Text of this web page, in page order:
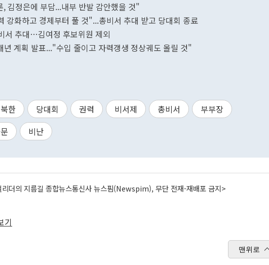
김정은에 부담...내부 반발 감안했을 것"
강화하고 경제부터 풀 것"...총비서 추대 받고 당대회 종료
서 추대…김여정 후보위원 제외
계획 발표..."수입 줄이고 자력갱생 정상궤도 올릴 것"
북한 당대회 권력 비서제 총비서
부부장
비난
더의 지름길 종합뉴스통신사 뉴스핌(Newspim), 무단 전재-재배포 금지>
기
맨위로